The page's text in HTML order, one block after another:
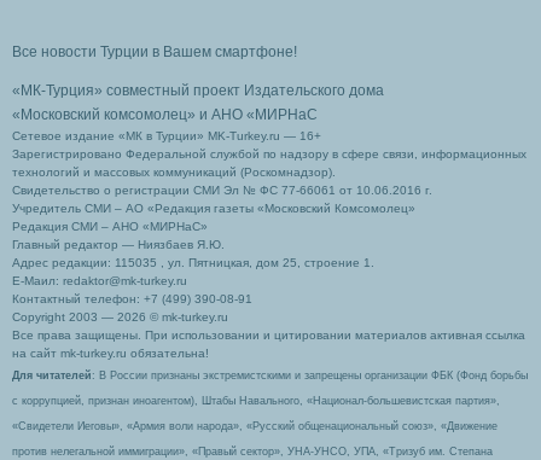
Все новости Турции в Вашем смартфоне!
«МК-Турция» совместный проект Издательского дома
«Московский комсомолец» и АНО «МИРНаС
Сетевое издание «МК в Турции» MK-Turkey.ru — 16+
Зарегистрировано Федеральной службой по надзору в сфере связи, информационных
технологий и массовых коммуникаций (Роскомнадзор).
Свидетельство о регистрации СМИ Эл № ФС 77-66061 от 10.06.2016 г.
Учредитель СМИ – АО «Редакция газеты «Московский Комсомолец»
Редакция СМИ – АНО «МИРНаС»
Главный редактор — Ниязбаев Я.Ю.
Адрес редакции: 115035 , ул. Пятницкая, дом 25, строение 1.
Е-Маил: redaktor@mk-turkey.ru
Контактный телефон: +7 (499) 390-08-91
Copyright 2003 — 2026 © mk-turkey.ru
Все права защищены. При использовании и цитировании материалов активная ссылка
на сайт mk-turkey.ru обязательна!
Для читателей : В России признаны экстремистскими и запрещены организации ФБК (Фонд борьбы
с коррупцией, признан иноагентом), Штабы Навального, «Национал-большевистская партия»,
«Свидетели Иеговы», «Армия воли народа», «Русский общенациональный союз», «Движение
против нелегальной иммиграции», «Правый сектор», УНА-УНСО, УПА, «Тризуб им. Степана